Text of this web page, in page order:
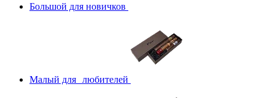
Большой для новичков
Малый для любителей